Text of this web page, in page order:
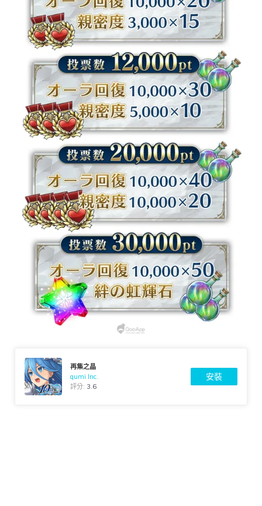
再集之晶
gumi Inc.
評分: 3.6
安裝